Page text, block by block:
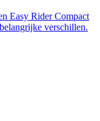
Easy Rider Compact
verschillen.